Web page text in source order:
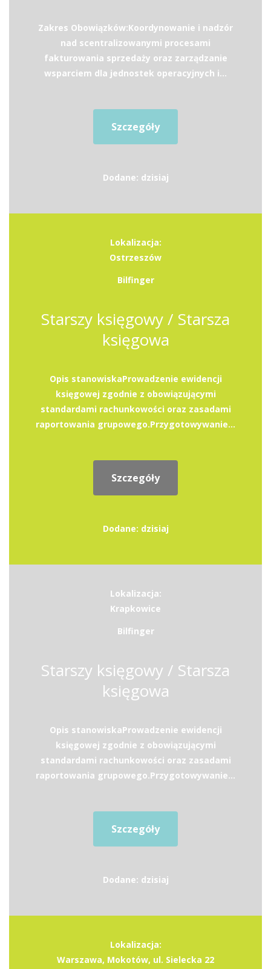
Zakres Obowiązków:Koordynowanie i nadzór
nad scentralizowanymi procesami
fakturowania sprzedaży oraz zarządzanie
wsparciem dla jednostek operacyjnych i...
Szczegóły
Dodane: dzisiaj
Lokalizacja:
Ostrzeszów
Bilfinger
Starszy księgowy / Starsza
księgowa
Opis stanowiskaProwadzenie ewidencji
księgowej zgodnie z obowiązującymi
standardami rachunkowości oraz zasadami
raportowania grupowego.Przygotowywanie...
Szczegóły
Dodane: dzisiaj
Lokalizacja:
Krapkowice
Bilfinger
Starszy księgowy / Starsza
księgowa
Opis stanowiskaProwadzenie ewidencji
księgowej zgodnie z obowiązującymi
standardami rachunkowości oraz zasadami
raportowania grupowego.Przygotowywanie...
Szczegóły
Dodane: dzisiaj
Lokalizacja:
Warszawa, Mokotów, ul. Sielecka 22